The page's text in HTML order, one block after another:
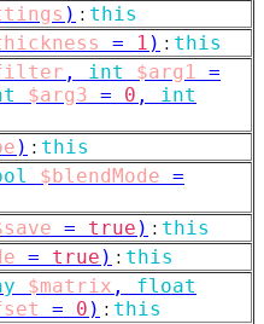
) : this
= 1 ) : this
, int $arg1
=
$arg3 = 0 ,
int
) : this
$blendMode =
= true ) : this
= true ) : this
$matrix , float
= 0 ) : this